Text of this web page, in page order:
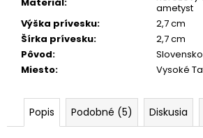
ametyst
Výška prívesku:
2,7 cm
Šírka prívesku:
2,7 cm
Pôvod:
Slovensko
Miesto: Vysoké
Popis Podobné (5) Diskusia